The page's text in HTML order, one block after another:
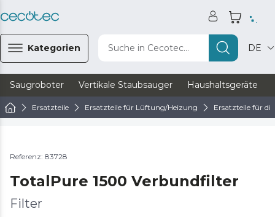
Kategorien Suche in Cecotec... DE
Saugroboter Vertikale Staubsauger Haushaltsgeräte
Ersatzteile Ersatzteile für Lüftung/Heizung Ersatzteile für
Referenz: 83728
TotalPure 1500 Verbundfilter
Filter